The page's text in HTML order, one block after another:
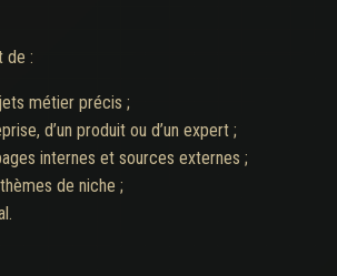
de :
métier précis ;
d’un produit ou d’un expert ;
internes et sources externes ;
de niche ;